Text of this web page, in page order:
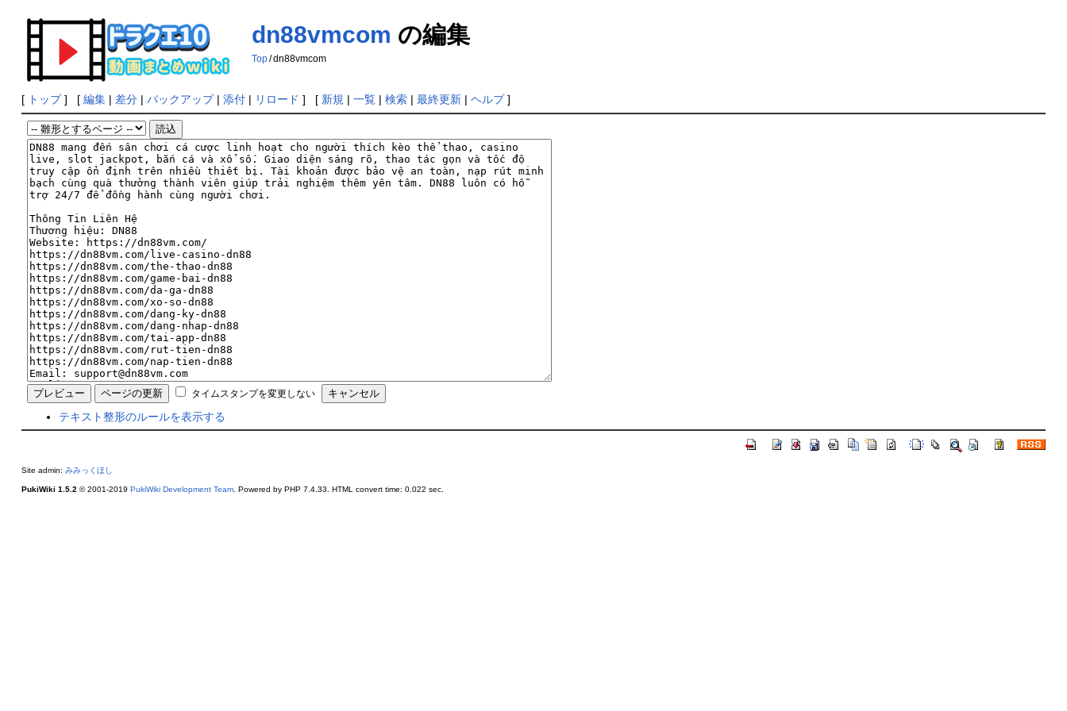
dn88vmcom の編集
Top/dn88vmcom
[ トップ] [ 編集| 差分| バックアップ| 添付| リロード ] [ 新規 | 一覧| 検索| 最終更新| ヘルプ]
タイムスタンプを変更しない
テキスト整形のルールを表示する
Site admin: みみっくほし
PukiWiki 1.5.2 © 2001-2019 PukiWiki Development Team. Powered by PHP 7.4.33. HTML convert time: 0.022 sec.